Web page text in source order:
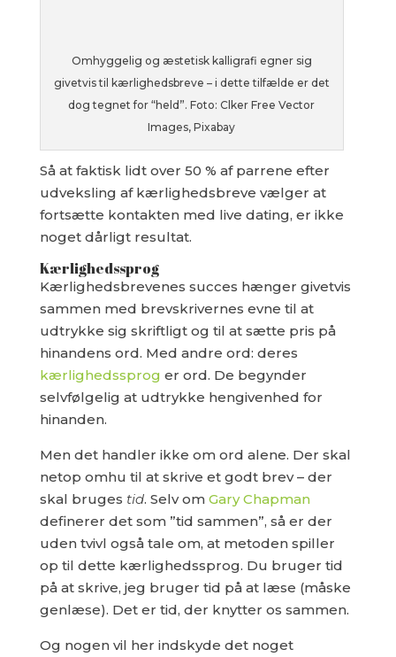
Omhyggelig og æstetisk kalligrafi egner sig
givetvis til kærlighedsbreve – i dette tilfælde er det
dog tegnet for “held”. Foto: Clker Free Vector
Images, Pixabay
Så at faktisk lidt over 50 % af parrene efter
udveksling af kærlighedsbreve vælger at
fortsætte kontakten med live dating, er ikke
noget dårligt resultat.
Kærlighedssprog
Kærlighedsbrevenes succes hænger givetvis
sammen med brevskrivernes evne til at
udtrykke sig skriftligt og til at sætte pris på
hinandens ord. Med andre ord: deres
kærlighedssprog er ord. De begynder
selvfølgelig at udtrykke hengivenhed for
hinanden.
Men det handler ikke om ord alene. Der skal
netop omhu til at skrive et godt brev – der
skal bruges tid. Selv om Gary Chapman
definerer det som ”tid sammen”, så er der
uden tvivl også tale om, at metoden spiller
op til dette kærlighedssprog. Du bruger tid
på at skrive, jeg bruger tid på at læse (måske
genlæse). Det er tid, der knytter os sammen.
Og nogen vil her indskyde det noget